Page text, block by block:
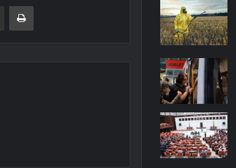
E-Posta ile paylaş Yazdır